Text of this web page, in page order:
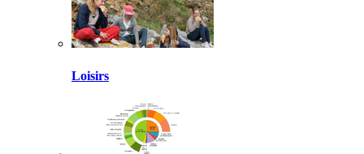
Loisirs